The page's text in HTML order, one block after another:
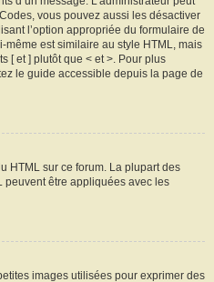
vous pouvez aussi les désactiver
l’option appropriée du formulaire de
est similaire au style HTML, mais
[ et ] plutôt que < et >. Pour plus
le guide accessible depuis la page de
HTML sur ce forum. La plupart des
peuvent être appliquées avec les
images utilisées pour exprimer des